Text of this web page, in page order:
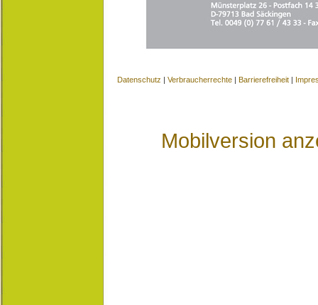
Datenschutz | Verbraucherrechte | Barrierefreiheit |
Mobilversion